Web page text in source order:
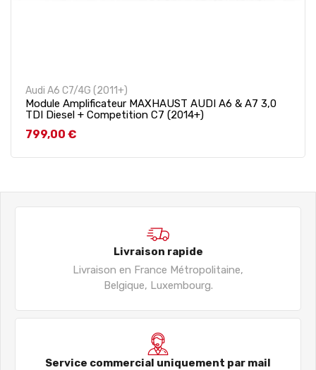
Audi A6 C7/4G (2011+)
Module Amplificateur MAXHAUST AUDI A6 & A7 3,0
TDI Diesel + Competition C7 (2014+)
Prix
799,00 €
Livraison rapide
Livraison en France Métropolitaine,
Belgique, Luxembourg.
Service commercial uniquement par mail